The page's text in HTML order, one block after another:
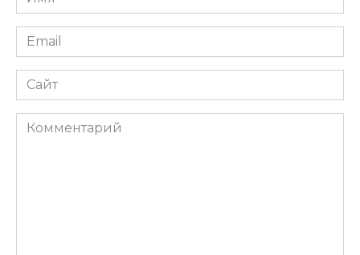
*
Email
*
Сайт
Комментарий